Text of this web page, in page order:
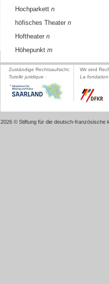
Hochparkett n
höfisches Theater n
Hoftheater n
Höhepunkt m
Zuständige Rechtsaufsicht:
Tutelle juridique :
Wir sind
La
2026 © Stiftung für die deutsch-französische